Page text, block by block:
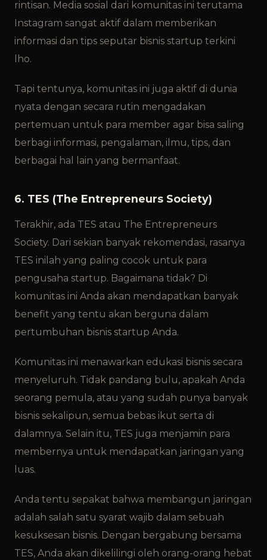
rintisan. Media sosial dari komunitas ini terutama
Instagram sangat aktif dalam memberikan
informasi dan tips seputar bisnis startup terkini
lho.
Tapi tentunya, komunitas ini juga aktif di dunia
nyata dengan secara rutin mengadakan
pertemuan untuk para member agar bisa saling
berbagi informasi, pengalaman, ilmu, tips, dan
berbagai hal lain yang bermanfaat.
6. TES (The Entrepreneurs Society)
Terakhir, ada TES atau The Entrepreneurs
Society. Dari sekian banyak rekomendasi, rasanya
TES inilah yang paling cocok untuk para
pengusaha startup. Bagaimana tidak? Di
komunitas ini Anda akan mendapatkan banyak
benefit yang tentu akan berguna dalam
pertumbuhan bisnis startup Anda.
Komunitas ini menawarkan edukasi bisnis secara
menyeluruh. Tidak pandang bulu, apakah Anda
seorang pemula, atau yang sudah punya banyak
bisnis sekalipun, semua bebas ikut serta di
dalamnya. Selain itu, TES juga menjamin para
membernya untuk mendapatkan jaringan yang
luas.
Anda tentu sepakat bahwa membangun jaringan
adalah salah satu syarat wajib dalam sebuah
kesuksesan bisnis. Dengan bergabung bersama
TES, Anda akan dikelilingi oleh orang-orang hebat